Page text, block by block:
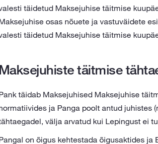
täidetud Maksejuhise täitmise
osas nõuete ja vastuväidete
täidetud Maksejuhise täitmise
Maksejuhiste täitmise
täidab Maksejuhised Maksejuhise
ja Panga poolt antud juhistes
välja arvatud kui Lepingust ei
on õigus kehtestada õigusaktides